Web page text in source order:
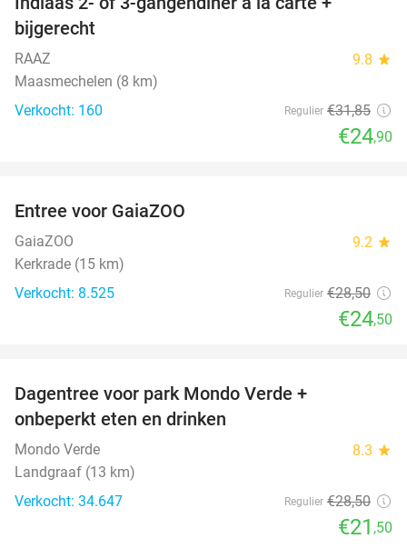
bijgerecht
RAAZ 9.8 star
Maasmechelen (8 km)
Verkocht: 160
Regulier €31,85
€24,90
Entree voor GaiaZOO
GaiaZOO 9.2 star
Kerkrade (15 km)
Verkocht: 8.525
Regulier €28,50
€24,50
Dagentree voor park Mondo Verde +
onbeperkt eten en drinken
Mondo Verde 8.3 star
Landgraaf (13 km)
Verkocht: 34.647
Regulier €28,50
€21 ,50